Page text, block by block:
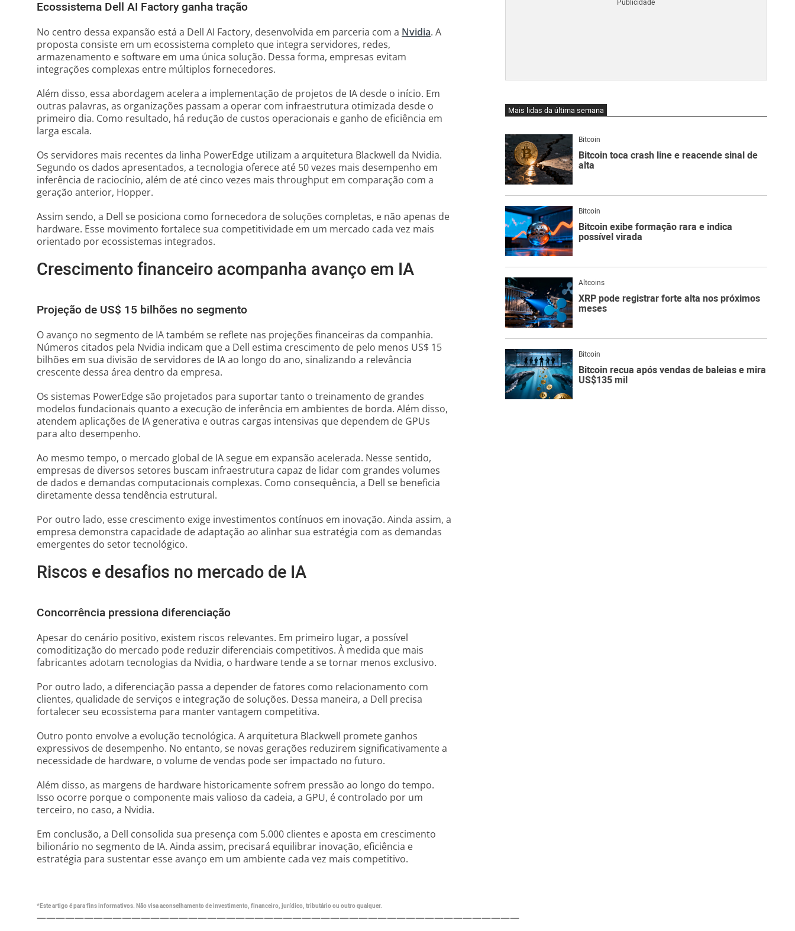
Ecossistema Dell AI Factory ganha tração
No centro dessa expansão está a Dell AI Factory, desenvolvida em parceria com a Nvidia. A
proposta consiste em um ecossistema completo que integra servidores, redes,
armazenamento e software em uma única solução. Dessa forma, empresas evitam
integrações complexas entre múltiplos fornecedores.
Além disso, essa abordagem acelera a implementação de projetos de IA desde o início. Em
outras palavras, as organizações passam a operar com infraestrutura otimizada desde o
primeiro dia. Como resultado, há redução de custos operacionais e ganho de eficiência em
larga escala.
Os servidores mais recentes da linha PowerEdge utilizam a arquitetura Blackwell da Nvidia.
Segundo os dados apresentados, a tecnologia oferece até 50 vezes mais desempenho em
inferência de raciocínio, além de até cinco vezes mais throughput em comparação com a
geração anterior, Hopper.
Assim sendo, a Dell se posiciona como fornecedora de soluções completas, e não apenas de
hardware. Esse movimento fortalece sua competitividade em um mercado cada vez mais
orientado por ecossistemas integrados.
Crescimento financeiro acompanha avanço em IA
Projeção de US$ 15 bilhões no segmento
O avanço no segmento de IA também se reflete nas projeções financeiras da companhia.
Números citados pela Nvidia indicam que a Dell estima crescimento de pelo menos US$ 15
bilhões em sua divisão de servidores de IA ao longo do ano, sinalizando a relevância
crescente dessa área dentro da empresa.
Os sistemas PowerEdge são projetados para suportar tanto o treinamento de grandes
modelos fundacionais quanto a execução de inferência em ambientes de borda. Além disso,
atendem aplicações de IA generativa e outras cargas intensivas que dependem de GPUs
para alto desempenho.
Ao mesmo tempo, o mercado global de IA segue em expansão acelerada. Nesse sentido,
empresas de diversos setores buscam infraestrutura capaz de lidar com grandes volumes
de dados e demandas computacionais complexas. Como consequência, a Dell se beneficia
diretamente dessa tendência estrutural.
Por outro lado, esse crescimento exige investimentos contínuos em inovação. Ainda assim, a
empresa demonstra capacidade de adaptação ao alinhar sua estratégia com as demandas
emergentes do setor tecnológico.
Riscos e desafios no mercado de IA
Concorrência pressiona diferenciação
Apesar do cenário positivo, existem riscos relevantes. Em primeiro lugar, a possível
comoditização do mercado pode reduzir diferenciais competitivos. À medida que mais
fabricantes adotam tecnologias da Nvidia, o hardware tende a se tornar menos exclusivo.
Por outro lado, a diferenciação passa a depender de fatores como relacionamento com
clientes, qualidade de serviços e integração de soluções. Dessa maneira, a Dell precisa
fortalecer seu ecossistema para manter vantagem competitiva.
Outro ponto envolve a evolução tecnológica. A arquitetura Blackwell promete ganhos
expressivos de desempenho. No entanto, se novas gerações reduzirem significativamente a
necessidade de hardware, o volume de vendas pode ser impactado no futuro.
Além disso, as margens de hardware historicamente sofrem pressão ao longo do tempo.
Isso ocorre porque o componente mais valioso da cadeia, a GPU, é controlado por um
terceiro, no caso, a Nvidia.
Em conclusão, a Dell consolida sua presença com 5.000 clientes e aposta em crescimento
bilionário no segmento de IA. Ainda assim, precisará equilibrar inovação, eficiência e
estratégia para sustentar esse avanço em um ambiente cada vez mais competitivo.
*Este artigo é para fins informativos. Não visa aconselhamento de investimento, financeiro, jurídico, tributário ou outro qualquer.
———————————————————————————————————————————————————
Mais lidas da última semana
Bitcoin
Bitcoin toca crash line e reacende sinal de
alta
Bitcoin
Bitcoin exibe formação rara e indica
possível virada
Altcoins
XRP pode registrar forte alta nos próximos
meses
Bitcoin
Bitcoin recua após vendas de baleias e mira
US$135 mil